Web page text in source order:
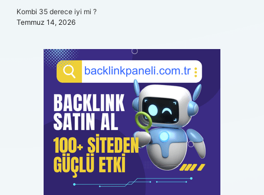
Kombi 35 derece iyi mi ?
Temmuz 14, 2026